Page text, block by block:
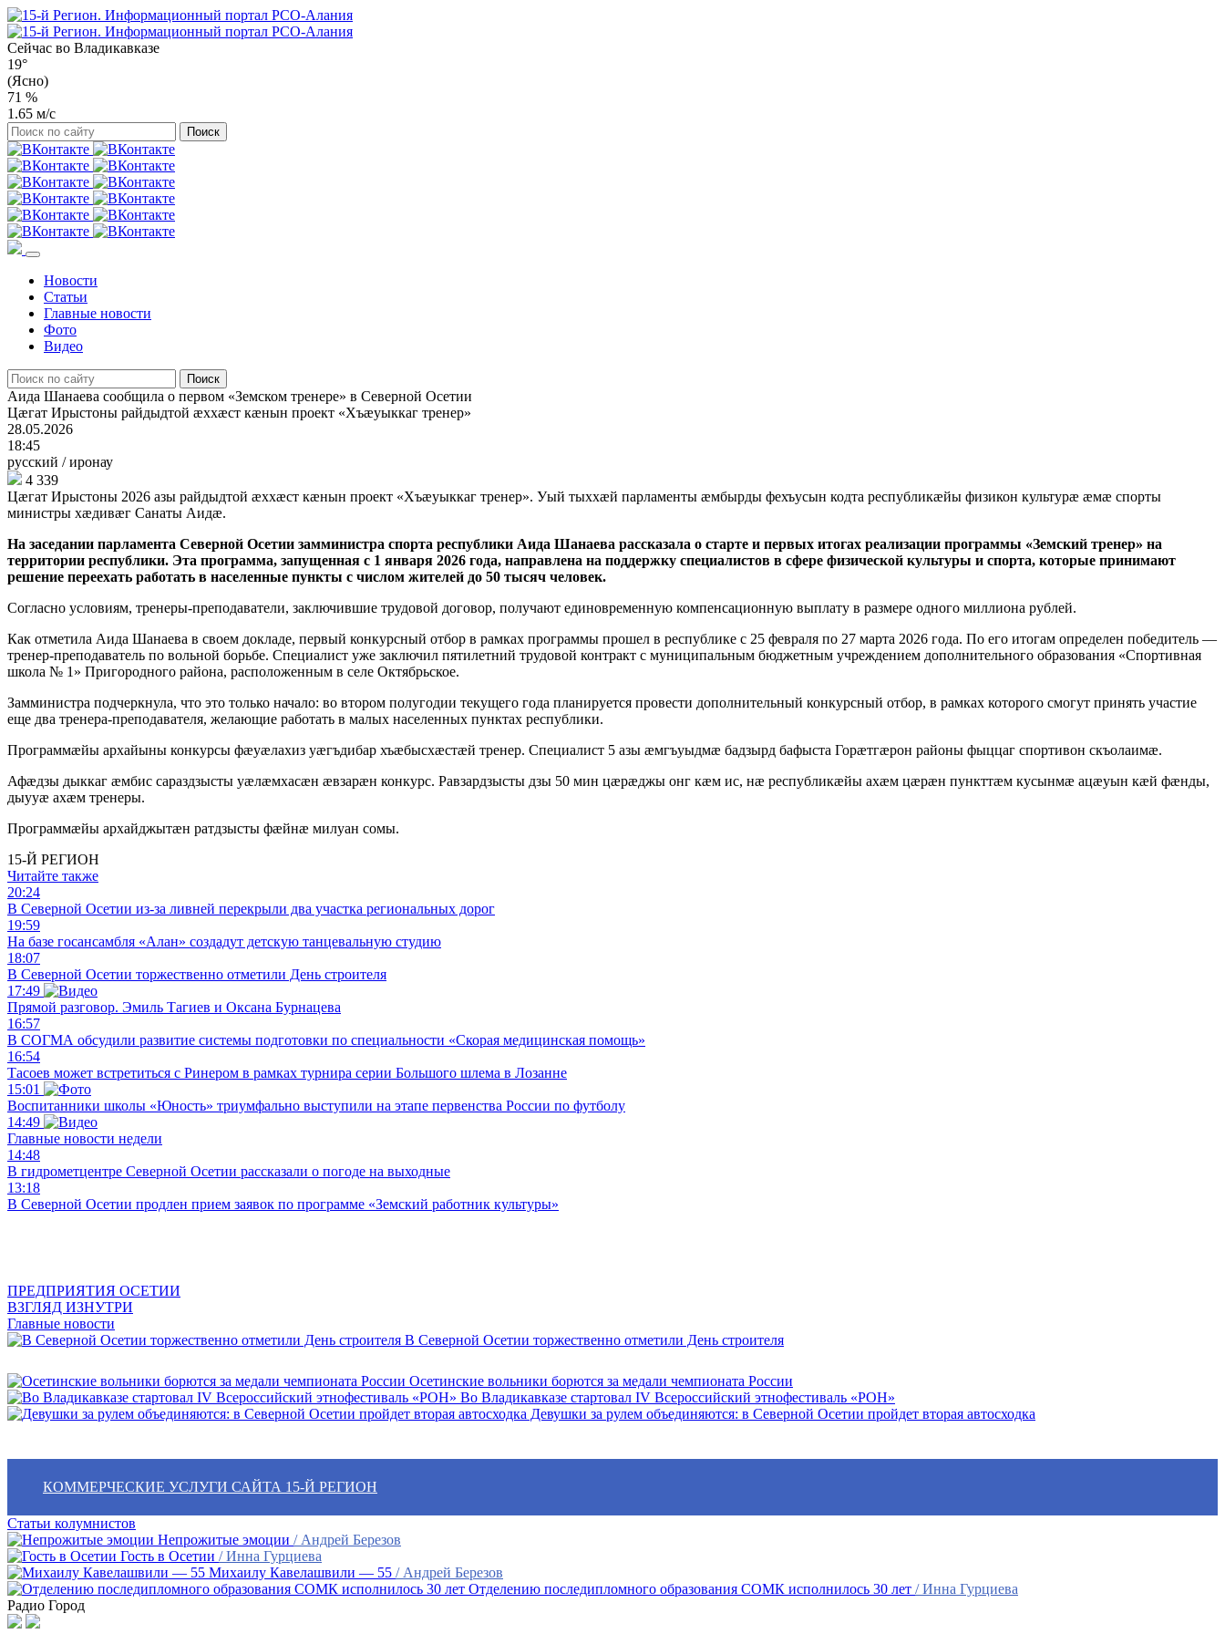
Сейчас во Владикавказе
19°
(Ясно)
71 %
1.65 м/с
Новости
Статьи
Главные новости
Фото
Видео
Аида Шанаева сообщила о первом «Земском тренере» в Северной Осетии
Цæгат Ирыстоны райдыдтой æххæст кæнын проект «Хъæуыккаг тренер»
28.05.2026
18:45
русский /иронау
4 339
Цæгат Ирыстоны 2026 азы райдыдтой æххæст кæнын проект «Хъæуыккаг тренер». Уый тыххæй парламенты æмбырды фехъусын кодта республикæйы физикон культурæ æмæ спорты
министры хæдивæг Санаты Аидæ.
На заседании парламента Северной Осетии замминистра спорта республики Аида Шанаева рассказала о старте и первых итогах реализации программы «Земский тренер» на
территории республики. Эта программа, запущенная с 1 января 2026 года, направлена на поддержку специалистов в сфере физической культуры и спорта, которые принимают
решение переехать работать в населенные пункты с числом жителей до 50 тысяч человек.
Согласно условиям, тренеры-преподаватели, заключившие трудовой договор, получают единовременную компенсационную выплату в размере одного миллиона рублей.
Как отметила Аида Шанаева в своем докладе, первый конкурсный отбор в рамках программы прошел в республике с 25 февраля по 27 марта 2026 года. По его итогам определен победитель —
тренер-преподаватель по вольной борьбе. Специалист уже заключил пятилетний трудовой контракт с муниципальным бюджетным учреждением дополнительного образования «Спортивная
школа № 1» Пригородного района, расположенным в селе Октябрьское.
Замминистра подчеркнула, что это только начало: во втором полугодии текущего года планируется провести дополнительный конкурсный отбор, в рамках которого смогут принять участие
еще два тренера-преподавателя, желающие работать в малых населенных пунктах республики.
Программæйы архайыны конкурсы фæуæлахиз уæгъдибар хъæбысхæстæй тренер. Специалист 5 азы æмгъуыдмæ бадзырд бафыста Горæтгæрон районы фыццаг спортивон скъолаимæ.
Афæдзы дыккаг æмбис сараздзысты уæлæмхасæн æвзарæн конкурс. Равзардзысты дзы 50 мин цæрæджы онг кæм ис, нæ республикæйы ахæм цæрæн пункттæм кусынмæ ацæуын кæй фæнды,
дыууæ ахæм тренеры.
Программæйы архайджытæн ратдзысты фæйнæ милуан сомы.
15-Й РЕГИОН
Читайте также
20:24
В Северной Осетии из-за ливней перекрыли два участка региональных дорог
19:59
На базе госансамбля «Алан» создадут детскую танцевальную студию
18:07
В Северной Осетии торжественно отметили День строителя
17:49
Прямой разговор. Эмиль Тагиев и Оксана Бурнацева
16:57
В СОГМА обсудили развитие системы подготовки по специальности «Скорая медицинская помощь»
16:54
Тасоев может встретиться с Ринером в рамках турнира серии Большого шлема в Лозанне
15:01
Воспитанники школы «Юность» триумфально выступили на этапе первенства России по футболу
14:49
Главные новости недели
14:48
В гидрометцентре Северной Осетии рассказали о погоде на выходные
13:18
В Северной Осетии продлен прием заявок по программе «Земский работник культуры»
ПРЕДПРИЯТИЯ ОСЕТИИ
ВЗГЛЯД ИЗНУТРИ
Главные новости
В Северной Осетии торжественно отметили День строителя
Осетинские вольники борются за медали чемпионата России
Во Владикавказе стартовал IV Всероссийский этнофестиваль «РОН»
Девушки за рулем объединяются: в Северной Осетии пройдет вторая автосходка
КОММЕРЧЕСКИЕ УСЛУГИ САЙТА 15-Й РЕГИОН
Статьи колумнистов
Непрожитые эмоции / Андрей Березов
Гость в Осетии / Инна Гурциева
Михаилу Кавелашвили — 55 / Андрей Березов
Отделению последипломного образования СОМК исполнилось 30 лет / Инна Гурциева
Радио Город